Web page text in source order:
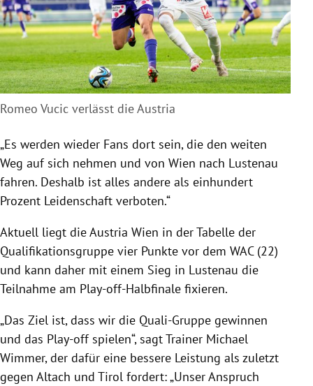
Romeo Vucic verlässt die Austria
„Es werden wieder Fans dort sein, die den weiten
Weg auf sich nehmen und von Wien nach Lustenau
fahren. Deshalb ist alles andere als einhundert
Prozent Leidenschaft verboten.“
Aktuell liegt die Austria Wien in der Tabelle der
Qualifikationsgruppe vier Punkte vor dem WAC (22)
und kann daher mit einem Sieg in Lustenau die
Teilnahme am Play-off-Halbfinale fixieren.
„Das Ziel ist, dass wir die Quali-Gruppe gewinnen
und das Play-off spielen“, sagt Trainer Michael
Wimmer, der dafür eine bessere Leistung als zuletzt
gegen Altach und Tirol fordert: „Unser Anspruch